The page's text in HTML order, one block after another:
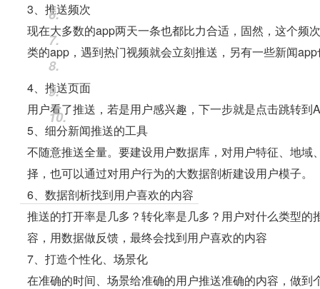
3、推送频次
现在大多数的app两天一条也都比力合适，固然，这个频
类的app，遇到热门视频就会立刻推送，另有一些新闻
4、推送页面
用户看了推送，若是用户感兴趣，下一步就是点击跳转
5、细分新闻推送的工具
不随意推送全量。要建设用户数据库，对用户特征、地
择，也可以通过对用户行为的大数据剖析建设用户模子。
6、数据剖析找到用户喜欢的内容
推送的打开率是几多？转化率是几多？用户对什么类型
容，用数据做反馈，最终会找到用户喜欢的内容
7、打造个性化、场景化
在准确的时间、场景给准确的用户推送准确的内容，做
6.
7.
8.
9.
10.